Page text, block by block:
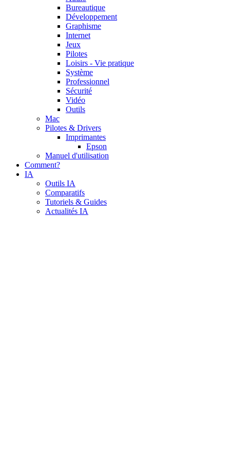
Bureautique
Développement
Graphisme
Internet
Jeux
Pilotes
Loisirs - Vie pratique
Système
Professionnel
Sécurité
Vidéo
Outils
Mac
Pilotes & Drivers
Imprimantes
Epson
Manuel d'utilisation
Comment?
IA
Outils IA
Comparatifs
Tutoriels & Guides
Actualités IA